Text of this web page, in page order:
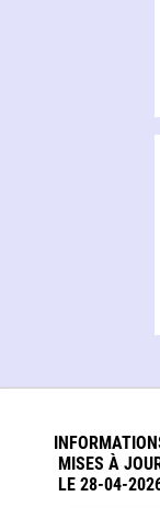
MISES À
LE 28-04-